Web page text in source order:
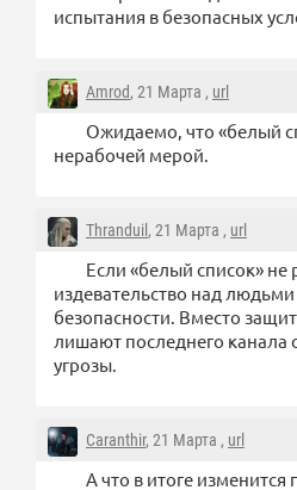
испытания в безопасных
Amrod, 21 Марта , url
Ожидаемо, что «белый
нерабочей мерой.
Thranduil , 21 Марта , url
Если «белый список» не
издевательство над
безопасности. Вместо
лишают последнего канала
угрозы.
Caranthir, 21 Марта , url
А что в итоге изменится